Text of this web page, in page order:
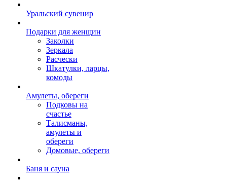
Уральский сувенир
Подарки для женщин
Заколки
Зеркала
Расчески
Шкатулки, ларцы,
комоды
Амулеты, обереги
Подковы на
счастье
Талисманы,
амулеты и
обереги
Домовые, обереги
Баня и сауна